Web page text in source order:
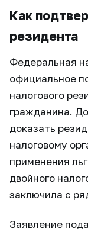
Как
резидента
Федеральная
официальное
налогового
гражданина.
доказать
налоговому
применения
двойного
заключила с
Заявление